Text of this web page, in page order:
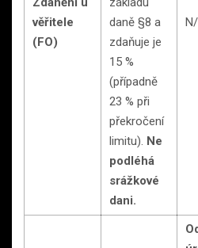
věřitele
(FO)
daně §8 a
zdaňuje je
15 %
(případně
23 % při
překročení
limitu). Ne
podléhá
srážkové
dani.